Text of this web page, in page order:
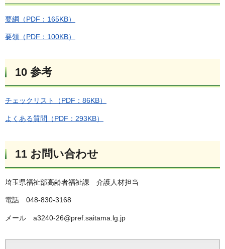
要綱（PDF：165KB）
要領（PDF：100KB）
10 参考
チェックリスト（PDF：86KB）
よくある質問（PDF：293KB）
11 お問い合わせ
埼玉県福祉部高齢者福祉課 介護人材担当
電話 048-830-3168
メール a3240-26@pref.saitama.lg.jp